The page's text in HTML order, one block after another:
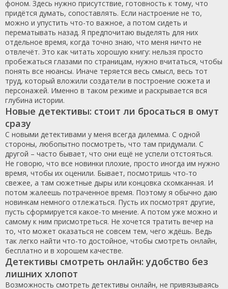
фоном. Здесь нужно присутствие, готовность к тому, что
придётся думать, сопоставлять. Если настроение не то,
можно и упустить что-то важное, а потом сидеть и
перематывать назад. Я предпочитаю выделять для них
отдельное время, когда точно знаю, что меня ничто не
отвлечёт. Это как читать хорошую книгу: нельзя просто
пробежаться глазами по страницам, нужно вчитаться, чтобы
понять все нюансы. Иначе теряется весь смысл, весь тот
труд, который вложили создатели в построение сюжета и
персонажей. Именно в таком режиме и раскрывается вся
глубина истории.
Новые детективы: стоит ли бросаться в омут
сразу
С новыми детективами у меня всегда дилемма. С одной
стороны, любопытно посмотреть, что там придумали. С
другой – часто бывает, что они ещё не успели отстояться.
Не говорю, что все новинки плохие, просто иногда им нужно
время, чтобы их оценили. Бывает, посмотришь что-то
свежее, а там сюжетные дыры или концовка скомканная. И
потом жалеешь потраченное время. Поэтому я обычно даю
новинкам немного отлежаться. Пусть их посмотрят другие,
пусть сформируется какое-то мнение. А потом уже можно и
самому к ним присмотреться. Не хочется тратить вечер на
то, что может оказаться не совсем тем, чего ждёшь. Ведь
так легко найти что-то достойное, чтобы смотреть онлайн,
бесплатно и в хорошем качестве.
Детективы смотреть онлайн: удобство без
лишних хлопот
Возможность смотреть детективы онлайн, не привязываясь